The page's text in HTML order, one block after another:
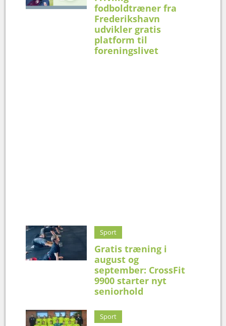
fodboldtræner fra
Frederikshavn
udvikler gratis
platform til
foreningslivet
Sport
Gratis træning i
august og
september: CrossFit
9900 starter nyt
seniorhold
Sport